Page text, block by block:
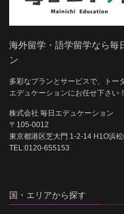
海外留学・語学留学なら毎
ン
多彩なプランとサービスで、トー
エデュケーションにお任せ下さい！
株式会社 毎日エデュケーション
〒105-0012
東京都港区芝大門 1-2-14 H1O浜
TEL:0120-655153
国・エリアから探す